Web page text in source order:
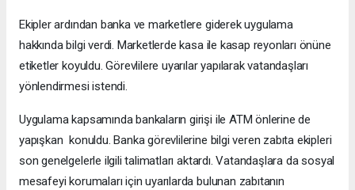
Ekipler ardından banka ve marketlere giderek uygulama
hakkında bilgi verdi. Marketlerde kasa ile kasap reyonları önüne
etiketler koyuldu. Görevlilere uyarılar yapılarak vatandaşları
yönlendirmesi istendi.
Uygulama kapsamında bankaların girişi ile ATM önlerine de
yapışkan konuldu. Banka görevlilerine bilgi veren zabıta ekipleri
son genelgelerle ilgili talimatları aktardı. Vatandaşlara da sosyal
mesafeyi korumaları için uyarılarda bulunan zabıtanın